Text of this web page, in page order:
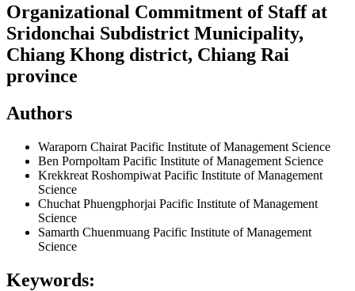
Organizational Commitment of Staff at
Sridonchai Subdistrict Municipality,
Chiang Khong district, Chiang Rai
province
Authors
Waraporn Chairat Pacific Institute of Management Science
Ben Pornpoltam Pacific Institute of Management Science
Krekkreat Roshompiwat Pacific Institute of Management
Science
Chuchat Phuengphorjai Pacific Institute of Management
Science
Samarth Chuenmuang Pacific Institute of Management
Science
Keywords: